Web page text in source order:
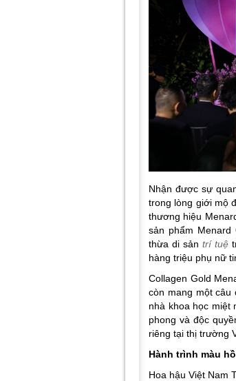
Nhận được sự
trong lòng giới mộ
thương hiệu
sản phẩm Menard
thừa di sản trí tuệ
hàng triệu phụ nữ
Collagen Gold
còn mang một câu
nhà khoa học miệt
phong và độc
riêng tại thị trường
Hành trình màu
Hoa hậu Việt Nam